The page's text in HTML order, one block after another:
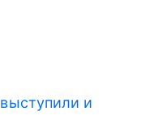
выступили и